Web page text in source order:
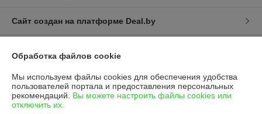
Сайт создан на платформе Deal.by
Информация для покупателя
Юридическое лицо:Общество с ограниченной ответственностью
"Летра" (ООО "Летра")
Республика Беларусь, 220084, г. Минск, ул. Ф. Скорины, д. 54А/1, офис
34
Обработка файлов cookie
Мы используем файлы cookies для обеспечения удобства
пользователей портала и предоставления персональных
рекомендаций. Вы можете настроить файлы cookies или
отключить их.